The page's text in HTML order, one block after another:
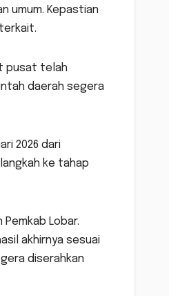
umum. Kepastian
pusat telah
daerah segera
2026 dari
ke tahap
Lobar.
akhirnya sesuai
diserahkan